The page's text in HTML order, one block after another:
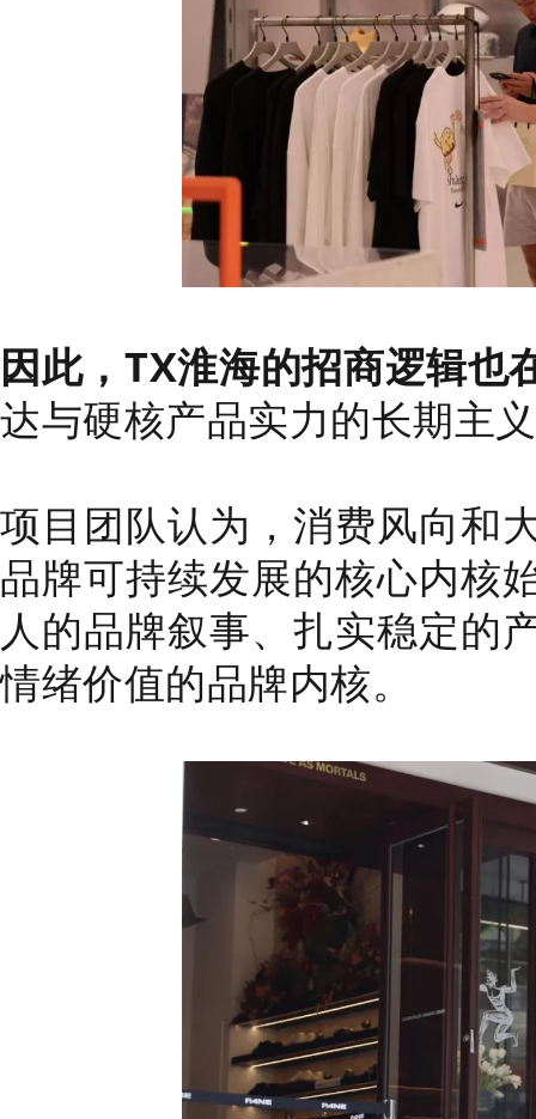
因此，TX淮海的招商逻辑也
达与硬核产品实力的长期主
项目团队认为，消费风向和
品牌可持续发展的核心内核
人的品牌叙事、扎实稳定的
情绪价值的品牌内核。